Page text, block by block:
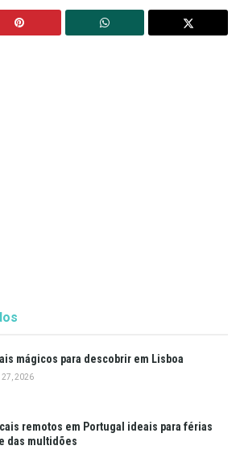
mágicos para descobrir em Lisboa
27, 2026
remotos em Portugal ideais para férias
das multidões